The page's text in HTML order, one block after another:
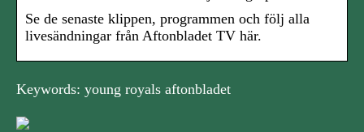
Se de senaste klippen, programmen och följ alla
livesändningar från Aftonbladet TV här.
Keywords: young royals aftonbladet